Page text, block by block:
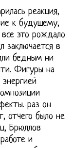
реакция,
к будущему,
это рождало
заключается в
бедным ни
Фигуры на
раз он
отчего было не
Брюллов
и